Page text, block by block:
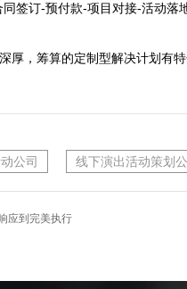
签订-预付款-项目对接-活动落
厚，筹算的定制型解决计划有
公司 线下演出活动策划
应到完美执行